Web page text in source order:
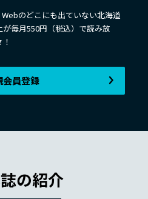
のどこにも出ていない北海道
毎月550円（税込）で読み放
会員登録
の紹介